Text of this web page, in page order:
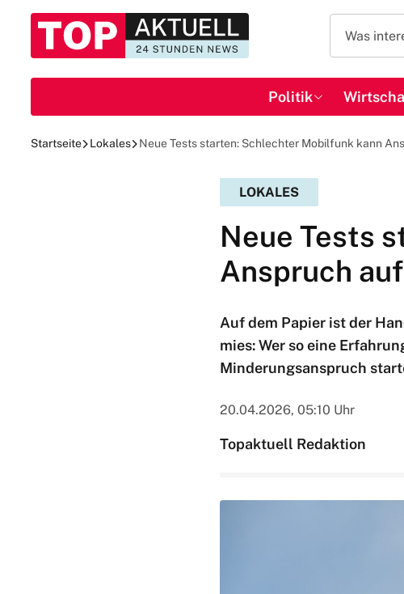
Politik
Startseite Lokales Neue Tests starten: Schlechter Mobilfunk kann
LOKALES
Neue Tests
Anspruch
Auf dem Papier ist der
mies: Wer so eine
Minderungsanspruch
20.04.2026, 05:10 Uhr
Topaktuell Redaktion